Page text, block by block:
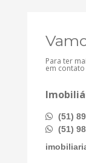
Para ter
em
(51)
(51)